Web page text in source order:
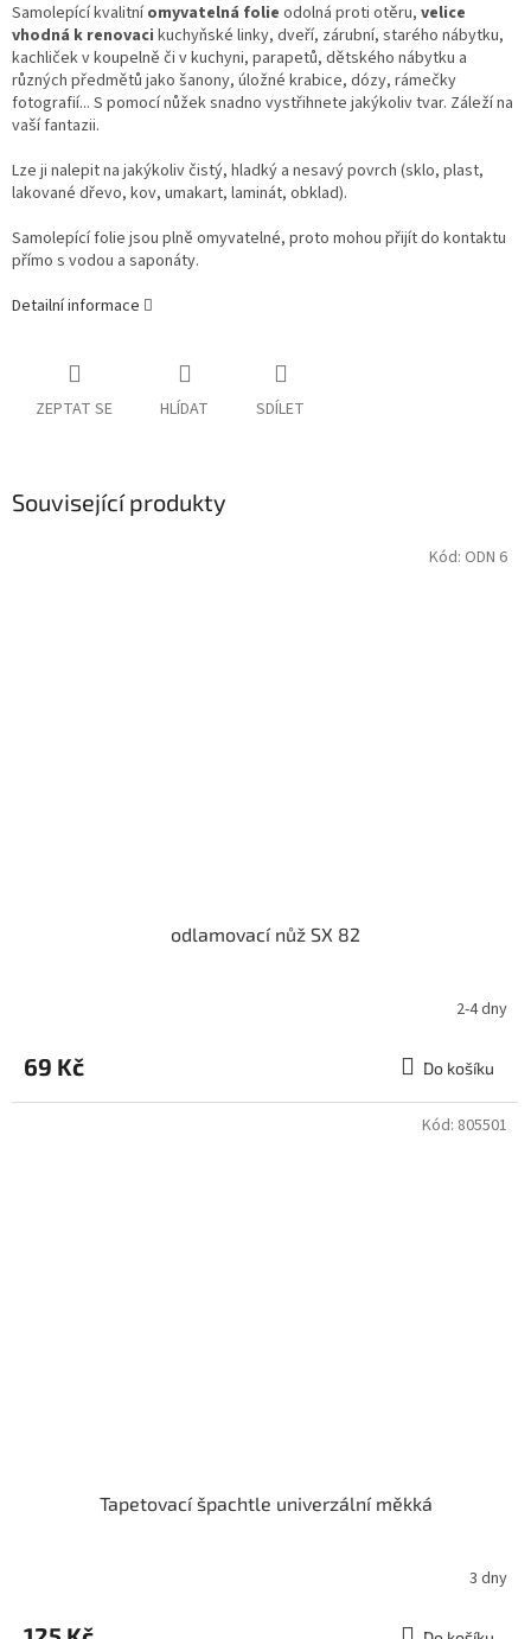
Samolepící kvalitníomyvatelná folie odolná proti otěru, velice
vhodná k renovaci kuchyňské linky, dveří, zárubní, starého nábytku,
kachliček v koupelně či v kuchyni, parapetů, dětského nábytku a
různých předmětů jako šanony, úložné krabice, dózy, rámečky
fotografií... S pomocí nůžek snadno vystřihnete jakýkoliv tvar. Záleží na
vaší fantazii.
Lze ji nalepit na jakýkoliv čistý, hladký a nesavý povrch (sklo, plast,
lakované dřevo, kov, umakart, laminát, obklad).
Samolepící folie jsou plně omyvatelné, proto mohou přijít do kontaktu
přímo s vodou a saponáty.
Detailní informace
ZEPTAT SE HLÍDAT SDÍLET
Související produkty
odlamovací nůž SX 82
2-4 dny
69 Kč Do košíku
Kód: ODN 6
Tapetovací špachtle univerzální měkká
3 dny
Kód: 805501